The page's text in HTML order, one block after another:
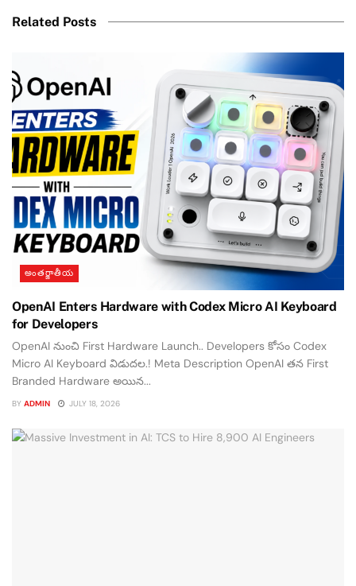
Related Posts
అంతర్జాతీయ
OpenAI Enters Hardware with Codex Micro AI Keyboard
for Developers
OpenAI నుంచి First Hardware Launch.. Developers కోసం Codex
Micro AI Keyboard విడుదల.! Meta Description OpenAI తన First
Branded Hardware అయిన...
BY ADMIN JULY 18, 2026